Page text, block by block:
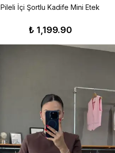
Pileli İçi Şortlu Kadife Mini Etek
₺ 1,199.90